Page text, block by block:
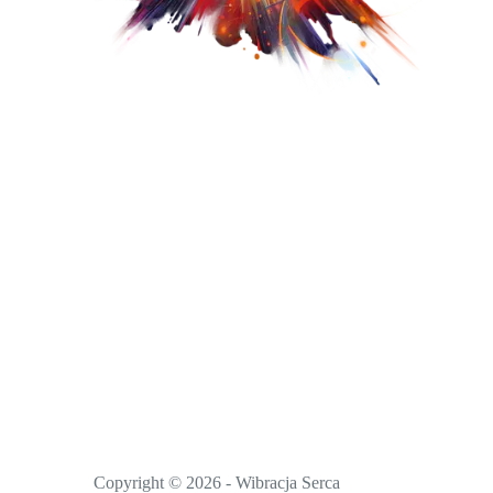
Copyright © 2026 - Wibracja Serca